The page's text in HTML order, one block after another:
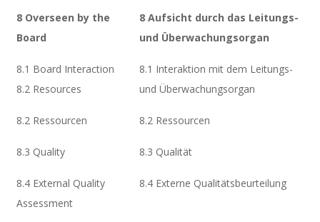
8 Overseen by the
Board
8 Aufsicht durch das Leitungs-
und Überwachungsorgan
8.1 Board Interaction
8.2 Resources
8.1 Interaktion mit dem Leitungs-
und Überwachungsorgan
8.2 Ressourcen 8.2 Ressourcen
8.3 Quality 8.3 Qualität
8.4 External Quality
Assessment
8.4 Externe Qualitätsbeurteilung